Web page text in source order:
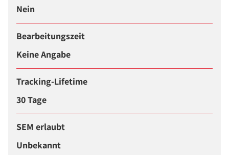
Nein
Bearbeitungszeit
Keine Angabe
Tracking-Lifetime
30 Tage
SEM erlaubt
Unbekannt